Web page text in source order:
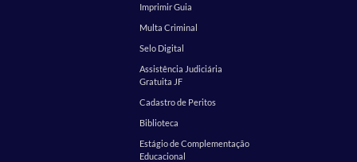
Imprimir Guia
Multa Criminal
Selo Digital
Assistência Judiciária
Gratuita JF
Cadastro de Peritos
Biblioteca
Estágio de Complementação
Educacional